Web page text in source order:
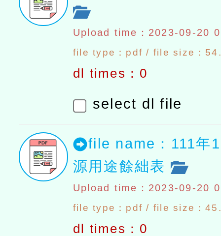
Upload time：2023-09-20
file type：pdf / file size：
dl times：0
select dl file
file name：111年
源用途餘絀表
Upload time：2023-09-20
file type：pdf / file size：
dl times：0